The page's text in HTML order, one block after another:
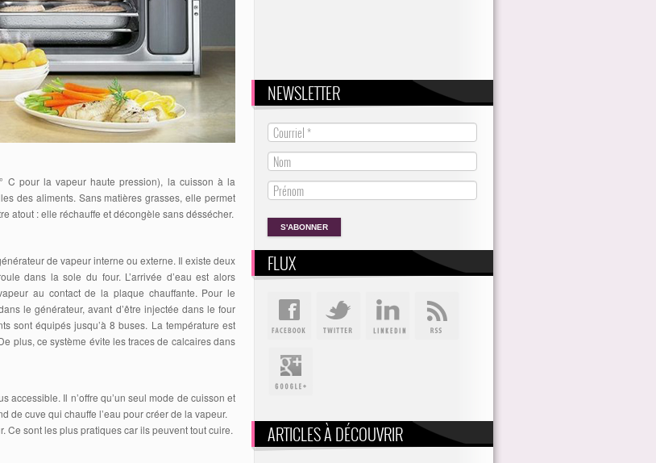
C pour la vapeur haute pression), la cuisson à la
des aliments. Sans matières grasses, elle permet
atout : elle réchauffe et décongèle sans déssécher.
de vapeur interne ou externe. Il existe deux
dans la sole du four. L’arrivée d’eau est alors
au contact de la plaque chauffante. Pour le
le générateur, avant d’être injectée dans le four
sont équipés jusqu’à 8 buses. La température est
plus, ce système évite les traces de calcaires dans
accessible. Il n’offre qu’un seul mode de cuisson et
de cuve qui chauffe l’eau pour créer de la vapeur.
Ce sont les plus pratiques car ils peuvent tout cuire.
NEWSLETTER
FLUX
ARTICLES À DÉCOUVRIR